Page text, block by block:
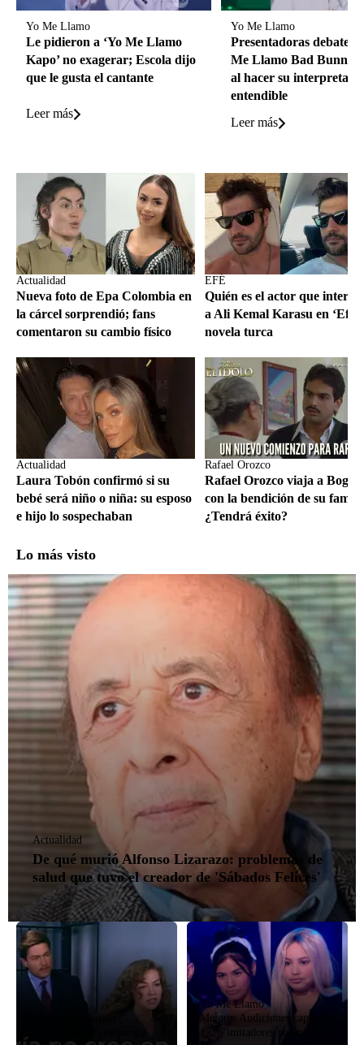
Yo Me Llamo
Le pidieron a ‘Yo Me Llamo
Kapo’ no exagerar; Escola dijo
que le gusta el cantante
Leer más
Yo Me Llamo
Presentadoras debaten
Me Llamo Bad Bunny’
al hacer su
entendible
Leer más
Actualidad
Nueva foto de Epa Colombia en
la cárcel sorprendió; fans
comentaron su cambio físico
EFÉ
Quién es el actor que
a Ali Kemal Karasu en ‘Efé’,
novela turca
Actualidad
Laura Tobón confirmó si su
bebé será niño o niña: su esposo
e hijo lo sospechaban
Rafael Orozco
Rafael Orozco viaja a
con la bendición de su
¿Tendrá éxito?
Lo más visto
Actualidad
De qué murió Alfonso Lizarazo: problemas de
salud que tuvo el creador de 'Sábados Felices'
Yo Me Llamo
Mejores Audiciones capítulo